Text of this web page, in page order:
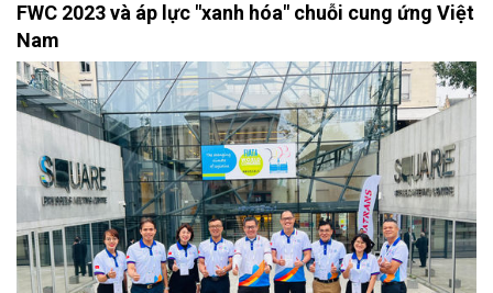
FWC 2023 và áp lực "xanh hóa" chuỗi cung ứng Việt
Nam